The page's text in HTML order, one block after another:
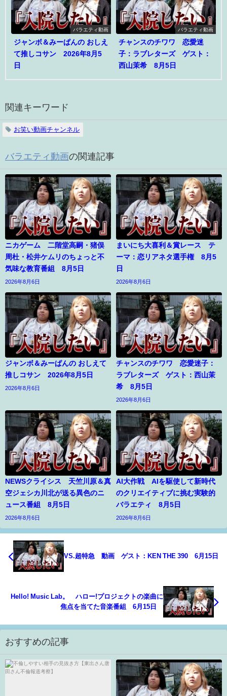
バラエティ動画
ジャンボ＆みーぱんの おしえ
て推しコサン 2026年8月5
日
バラエティ動画
チャンスのチワワ 恋愛迷
子：ラブレターズ ゲスト：
西山茉希 8月5日
関連キーワード
お笑い動画チャンネル
バラエティ動画の関連記事
ニカゲーム 二階堂高嗣・猪俣
周杜・松井ケムリのちょっと不
気味な教育番組 8月5日
2026年8月6日
まいにち大喜利＆賞レース テ
ーマ：恋リアネタ選手権 8月5
日
2026年8月6日
ジャンボ＆みーぱんの おしえて
推しコサン 2026年8月5日
2026年8月6日
チャンスのチワワ 恋愛迷子：
ラブレターズ ゲスト：西山茉
希 8月5日
2026年8月6日
NEWSクライシス 天竺川原＆真
空ジェシカ川北が送る異色のニ
ュース番組 8月5日
2026年8月6日
AI大作戦 AIを駆使して新時代
のクリエイティブに挑む実験的
バラエティ 8月5日
2026年8月6日
VS.超特急 動画 ゲスト：KEN THE 390 6月15日
Hello! Music Lab。 ハロー!プロジェクトの楽曲に
焦点を当てた音楽番組 6月15日
おすすめの記事